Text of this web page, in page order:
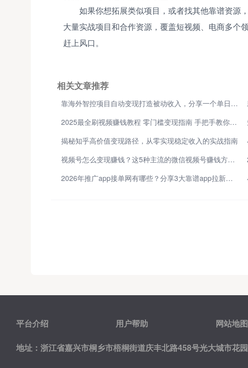
如果你想拓展类似项目，或者找其他靠谱资源
大量实战项目和合作资源，覆盖短视频、电商多个
赶上风口。
相关文章推荐
靠海外智控项目自动变现打造被动收入，分享一个单日变现300+的项目玩法（实操干货）
2025最全刷视频赚钱教程 零门槛变现指南 手把手教你边玩边赚
揭秘知乎高价值变现路径，从零实现稳定收入的实战指南
视频号怎么变现赚钱？这5种主流的微信视频号赚钱方法，做得好一天能赚1000+
2026年推广app接单网有哪些？分享3大靠谱app拉新一手渠道商
平台介绍 用户帮助 网站地图
地址：浙江省嘉兴市桐乡市梧桐街道庆丰北路458号光大城市花